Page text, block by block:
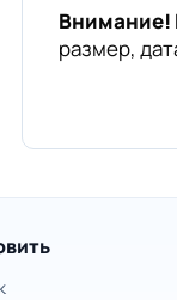
Внимание!
размер,